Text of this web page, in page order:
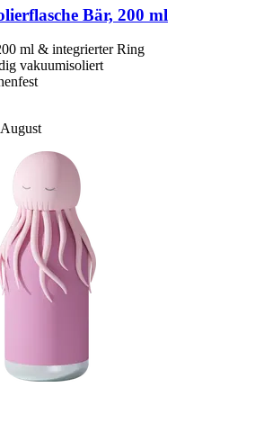
Bär, 200 ml
ml & integrierter Ring
vakuumisoliert